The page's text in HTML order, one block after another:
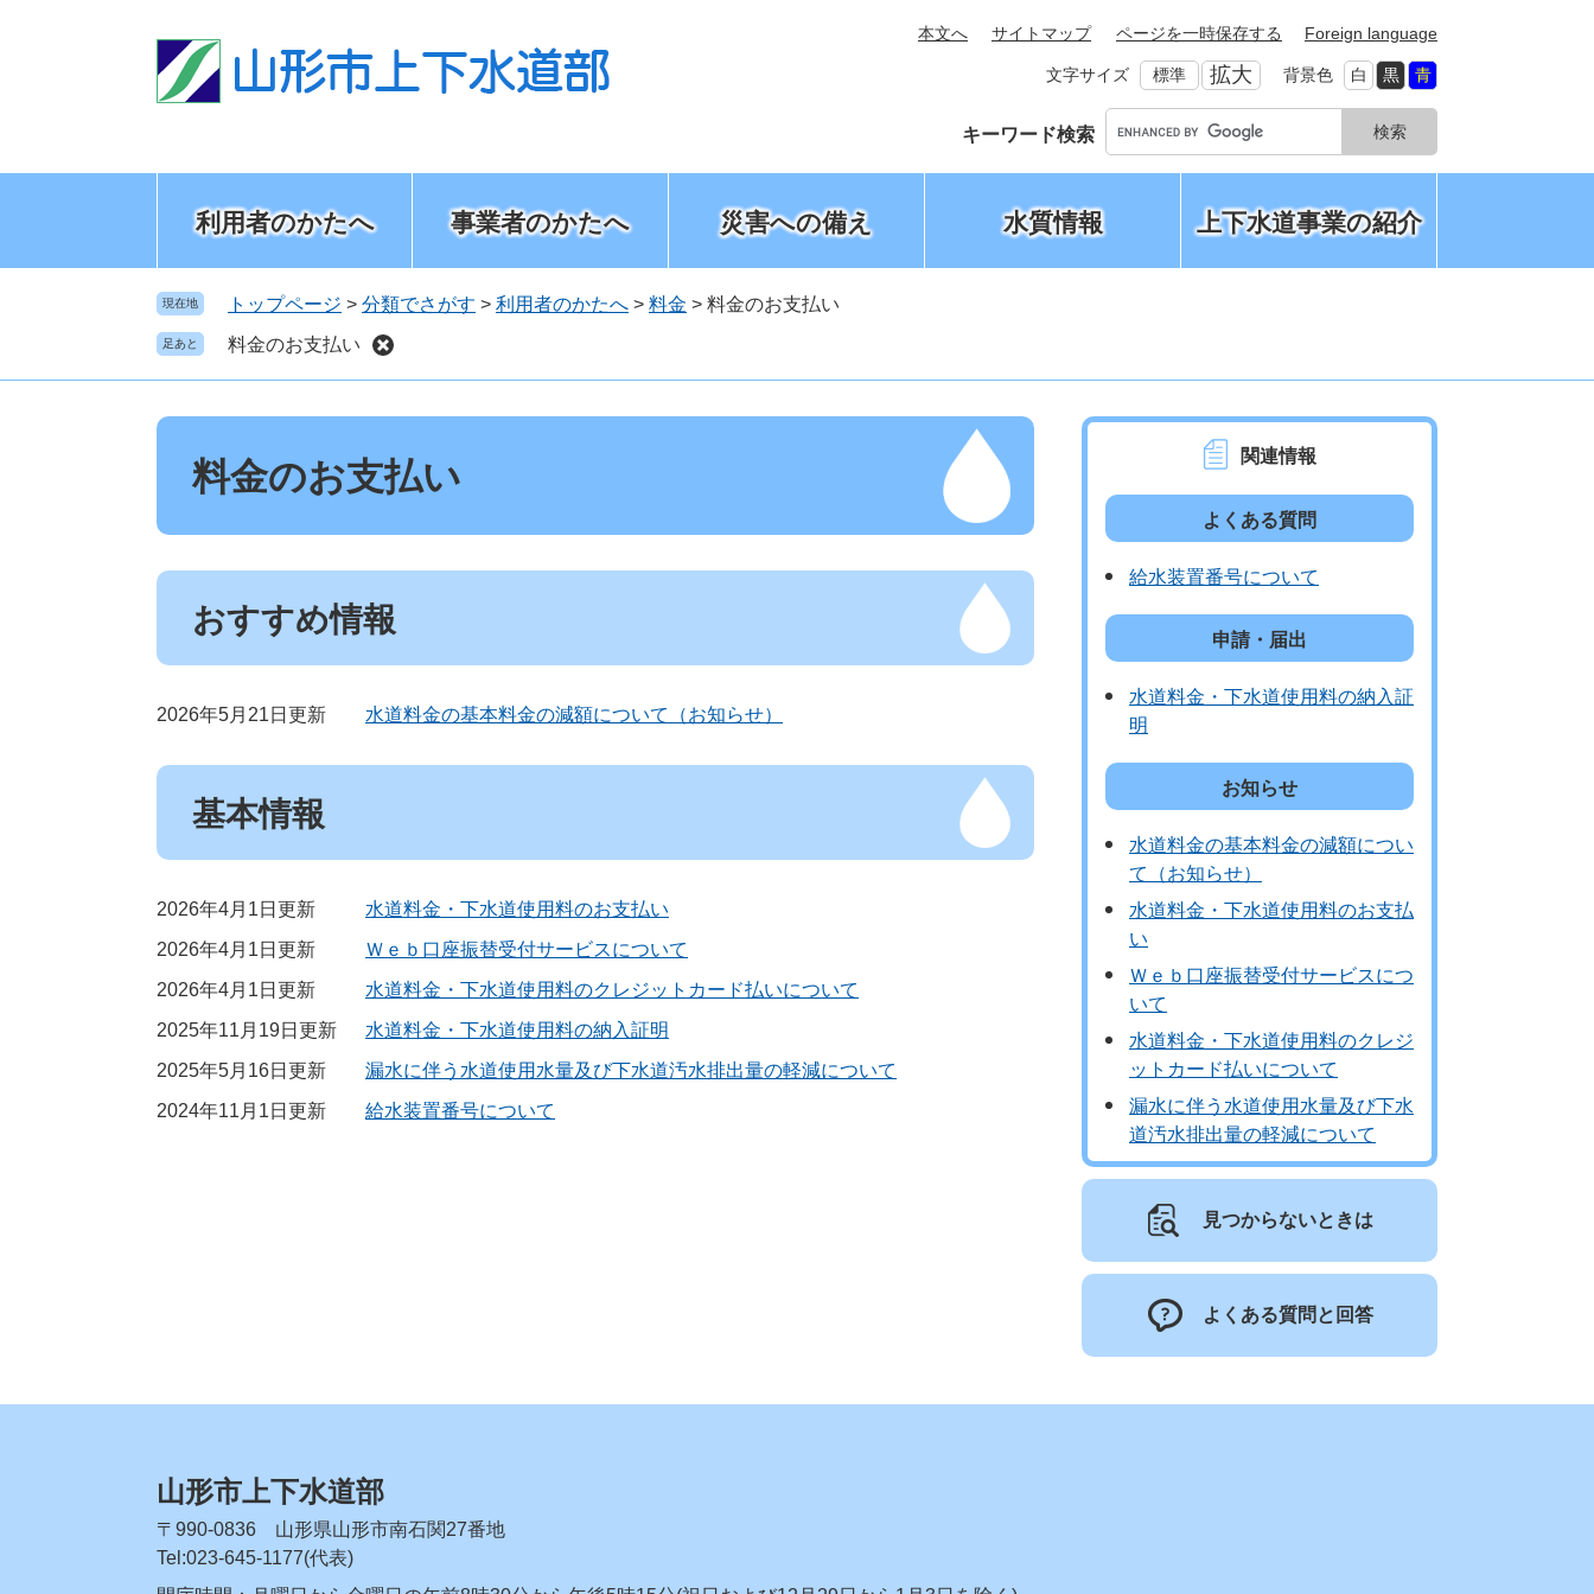
本
本文へ サイトマップ ページを一時保存する Foreign language
文字サイズ 標準 拡大 背景色 白 黒 青
キーワード検索
o
カ
利用者のかたへ 事業者のかたへ 災害への備え 水質情報 上下水道事業の紹介
現在地 トップページ > 分類でさがす > 利用者のかたへ > 料金 > 料金のお支払い
足あと 料金のお支払い
本
料金のお支払い
おすすめ情報
2026年5月21日更新 水道料金の基本料金の減額について（お知らせ）
基本情報
2026年4月1日更新
水道料金・下水道使用料のお支払い
2026年4月1日更新
Ｗｅｂ口座振替受付サービスについて
2026年4月1日更新
水道料金・下水道使用料のクレジットカード払いについて
2025年11月19日更新
水道料金・下水道使用料の納入証明
2025年5月16日更新
漏水に伴う水道使用水量及び下水道汚水排出量の軽減について
2024年11月1日更新
給水装置番号について
関連情報
よくある質問
給水装置番号について
申請・届出
水道料金・下水道使用料の納入証
明
お知らせ
水道料金の基本料金の減額につい
て（お知らせ）
水道料金・下水道使用料のお支払
い
Ｗｅｂ口座振替受付サービスにつ
いて
水道料金・下水道使用料のクレジ
ットカード払いについて
漏水に伴う水道使用水量及び下水
道汚水排出量の軽減について
見つからないときは
よくある質問と回答
山形市上下水道部
〒990-0836 山形県山形市南石関27番地
Tel:023-645-1177(代表)